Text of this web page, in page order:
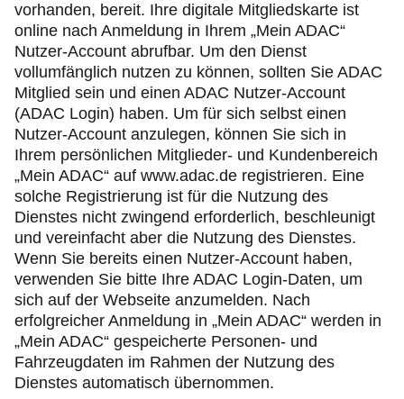
vorhanden, bereit. Ihre digitale Mitgliedskarte ist
online nach Anmeldung in Ihrem „Mein ADAC“
Nutzer-Account abrufbar. Um den Dienst
vollumfänglich nutzen zu können, sollten Sie ADAC
Mitglied sein und einen ADAC Nutzer-Account
(ADAC Login) haben. Um für sich selbst einen
Nutzer-Account anzulegen, können Sie sich in
Ihrem persönlichen Mitglieder- und Kundenbereich
„Mein ADAC“ auf www.adac.de registrieren. Eine
solche Registrierung ist für die Nutzung des
Dienstes nicht zwingend erforderlich, beschleunigt
und vereinfacht aber die Nutzung des Dienstes.
Wenn Sie bereits einen Nutzer-Account haben,
verwenden Sie bitte Ihre ADAC Login-Daten, um
sich auf der Webseite anzumelden. Nach
erfolgreicher Anmeldung in „Mein ADAC“ werden in
„Mein ADAC“ gespeicherte Personen- und
Fahrzeugdaten im Rahmen der Nutzung des
Dienstes automatisch übernommen.